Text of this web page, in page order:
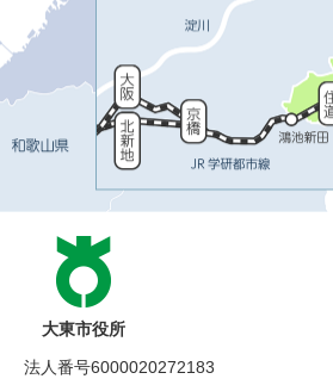
大東市役所
法人番号6000020272183